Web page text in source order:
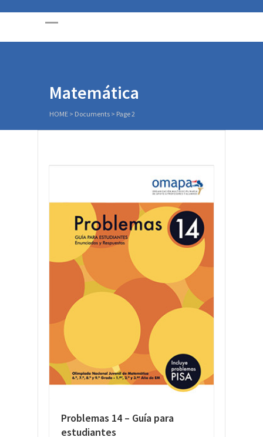
Matemática
HOME > Documents > Page 2
Problemas 14 – Guía para
estudiantes